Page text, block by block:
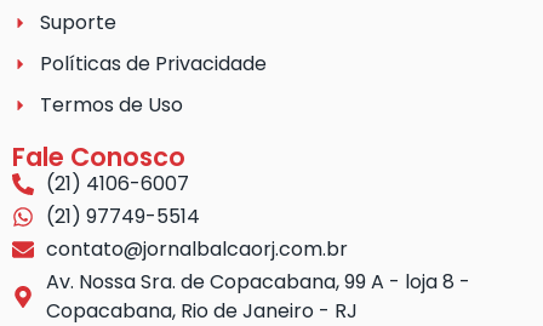
Suporte
Políticas de Privacidade
Termos de Uso
Fale Conosco
(21) 4106-6007
(21) 97749-5514
contato@jornalbalcaorj.com.br
Av. Nossa Sra. de Copacabana, 99 A - loja 8 -
Copacabana, Rio de Janeiro - RJ